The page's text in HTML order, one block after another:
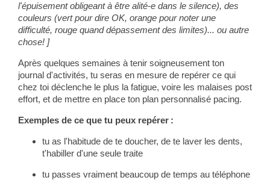
l'épuisement obligeant à être alité-e dans le silence), des
couleurs (vert pour dire OK, orange pour noter une
difficulté, rouge quand dépassement des limites)... ou autre
chose! ]
Après quelques semaines à tenir soigneusement ton
journal d'activités, tu seras en mesure de repérer ce qui
chez toi déclenche le plus la fatigue, voire les malaises post
effort, et de mettre en place ton plan personnalisé pacing.
Exemples de ce que tu peux repérer :
tu as l'habitude de te doucher, de te laver les dents,
t'habiller d'une seule traite
tu passes vraiment beaucoup de temps au téléphone